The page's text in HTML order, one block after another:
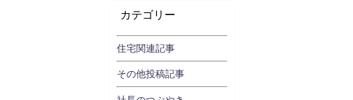
カテゴリー
住宅関連記事
その他投稿記事